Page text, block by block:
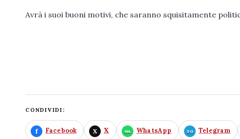
Avrà i suoi buoni motivi, che saranno squisitamente
CONDIVIDI:
Facebook X WhatsApp Telegram